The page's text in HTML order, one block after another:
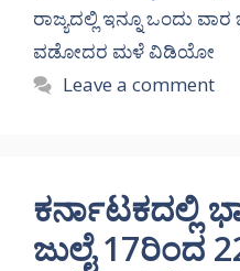
ರಾಜ್ಯದಲ್ಲಿ ಇನ್ನೂ ಒಂದು
ವಡೋದರ ಮಳೆ ವಿಡಿಯೋ
Leave a comment
ಕರ್ನಾಟಕದಲ್ಲಿ
ಜುಲೈ 17ರಿಂದ